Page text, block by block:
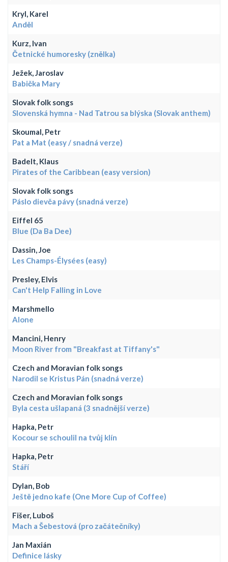
Kryl, Karel
Anděl
Kurz, Ivan
Četnické humoresky (znělka)
Ježek, Jaroslav
Babička Mary
Slovak folk songs
Slovenská hymna - Nad Tatrou sa blýska (Slovak anthem)
Skoumal, Petr
Pat a Mat (easy / snadná verze)
Badelt, Klaus
Pirates of the Caribbean (easy version)
Slovak folk songs
Páslo dievča pávy (snadná verze)
Eiffel 65
Blue (Da Ba Dee)
Dassin, Joe
Les Champs-Élysées (easy)
Presley, Elvis
Can't Help Falling in Love
Marshmello
Alone
Mancini, Henry
Moon River from "Breakfast at Tiffany's"
Czech and Moravian folk songs
Narodil se Kristus Pán (snadná verze)
Czech and Moravian folk songs
Byla cesta ušlapaná (3 snadnější verze)
Hapka, Petr
Kocour se schoulil na tvůj klín
Hapka, Petr
Stáří
Dylan, Bob
Ještě jedno kafe (One More Cup of Coffee)
Fišer, Luboš
Mach a Šebestová (pro začátečníky)
Jan Maxián
Definice lásky